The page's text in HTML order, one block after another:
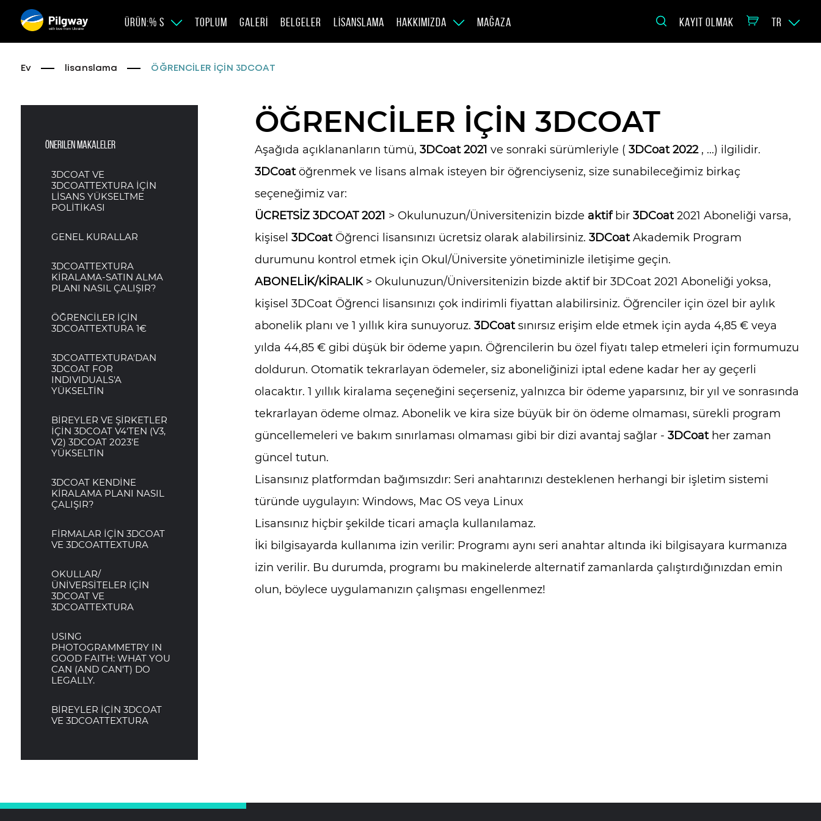
with love from Ukraine
ÜRÜN:% S TOPLUM GALERI BELGELER LISANSLAMA HAKKIMIZDA MAĞAZA KAYIT OLMAK TR
Ev lisanslama ÖĞRENCİLER İÇİN 3DCOAT
Önerilen makaleler
3DCOAT VE
3DCOATTEXTURA İÇİN
LİSANS YÜKSELTME
POLİTİKASI
GENEL KURALLAR
3DCOATTEXTURA
KİRALAMA-SATIN ALMA
PLANI NASIL ÇALIŞIR?
ÖĞRENCİLER İÇİN
3DCOATTEXTURA 1€
3DCOATTEXTURA'DAN
3DCOAT FOR
INDIVIDUALS'A
YÜKSELTİN
BİREYLER VE ŞİRKETLER
İÇİN 3DCOAT V4'TEN (V3,
V2) 3DCOAT 2023'E
YÜKSELTİN
3DCOAT KENDİNE
KİRALAMA PLANI NASIL
ÇALIŞIR?
FİRMALAR İÇİN 3DCOAT
VE 3DCOATTEXTURA
OKULLAR/
ÜNİVERSİTELER İÇİN
3DCOAT VE
3DCOATTEXTURA
USING
PHOTOGRAMMETRY IN
GOOD FAITH: WHAT YOU
CAN (AND CAN'T) DO
LEGALLY.
BİREYLER İÇİN 3DCOAT
VE 3DCOATTEXTURA
ÖĞRENCİLER İÇİN 3DCOAT
Aşağıda açıklananların tümü, 3DCoat 2021 ve sonraki sürümleriyle ( 3DCoat 2022, ...) ilgilidir.
3DCoatöğrenmek ve lisans almak isteyen bir öğrenciyseniz, size sunabileceğimiz birkaç
seçeneğimiz var:
ÜCRETSİZ 3DCOAT 2021 > Okulunuzun/Üniversitenizin bizde aktifbir 3DCoat2021 Aboneliği varsa,
kişisel 3DCoatÖğrenci lisansınızı ücretsiz olarak alabilirsiniz. 3DCoatAkademik Program
durumunu kontrol etmek için Okul/Üniversite yönetiminizle iletişime geçin.
ABONELİK/KİRALIK> Okulunuzun/Üniversitenizin bizde aktif bir 3DCoat 2021 Aboneliği yoksa,
kişisel 3DCoat Öğrenci lisansınızı çok indirimli fiyattan alabilirsiniz. Öğrenciler için özel bir aylık
abonelik planı ve 1 yıllık kira sunuyoruz. 3DCoatsınırsız erişim elde etmek için ayda 4,85 € veya
yılda 44,85 € gibi düşük bir ödeme yapın. Öğrencilerin bu özel fiyatı talep etmeleri için formumuzu
doldurun. Otomatik tekrarlayan ödemeler, siz aboneliğinizi iptal edene kadar her ay geçerli
olacaktır. 1 yıllık kiralama seçeneğini seçerseniz, yalnızca bir ödeme yaparsınız, bir yıl ve sonrasında
tekrarlayan ödeme olmaz. Abonelik ve kira size büyük bir ön ödeme olmaması, sürekli program
güncellemeleri ve bakım sınırlaması olmaması gibi bir dizi avantaj sağlar - 3DCoather zaman
güncel tutun.
Lisansınız platformdan bağımsızdır: Seri anahtarınızı desteklenen herhangi bir işletim sistemi
türünde uygulayın: Windows, Mac OS veya Linux
Lisansınız hiçbir şekilde ticari amaçla kullanılamaz.
İki bilgisayarda kullanıma izin verilir: Programı aynı seri anahtar altında iki bilgisayara kurmanıza
izin verilir. Bu durumda, programı bu makinelerde alternatif zamanlarda çalıştırdığınızdan emin
olun, böylece uygulamanızın çalışması engellenmez!